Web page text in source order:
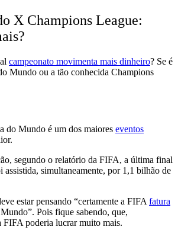
X Champions League:
campeonato movimenta mais dinheiro? Se é
Mundo ou a tão conhecida Champions
do Mundo é um dos maiores eventos
segundo o relatório da FIFA, a última final
simultaneamente, por 1,1 bilhão de
estar pensando “certamente a FIFA fatura
Pois fique sabendo, que,
FIFA poderia lucrar muito mais.